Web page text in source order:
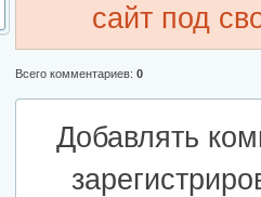
сайт под
Всего комментариев: 0
Добавлять